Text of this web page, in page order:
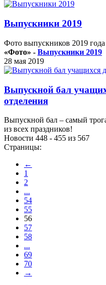
Выпускники 2019
Фото выпускников 2019
«Фото» - Выпускники 2019
28 мая 2019
Выпускной бал
отделения
Выпускной бал – самый
из всех праздников!
Новости 448 - 455 из 567
Страницы:
←
1
2
...
54
55
56
57
58
...
69
70
→